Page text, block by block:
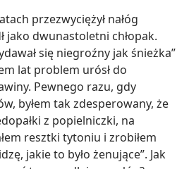
przezwyciężył nałóg
jako dwunastoletni chłopak.
się niegroźny jak śnieżka”
lat problem urósł do
Pewnego razu, gdy
byłem tak zdesperowany, że
z popielniczki, na
resztki tytoniu i zrobiłem
jakie to było żenujące”. Jak